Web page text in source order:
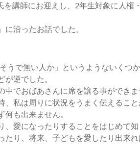
講師にお迎えし、2年生対象に人権
に沿ったお話でした。
うで無い人か」というようないく
逆でした。
でおばあさんに席を譲る事ができ
、私は周りに状況をうまく伝えるこ
も出来ません。
愛になったりすることをはじめて知
り、将来、子どもを愛したり出来